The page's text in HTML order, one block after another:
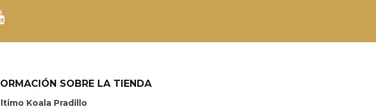
SOBRE LA TIENDA
Koala Pradillo